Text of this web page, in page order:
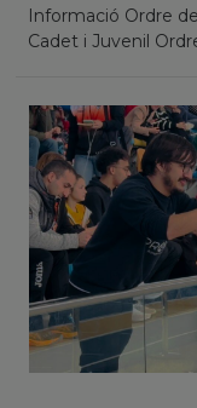
Informació Ordre
Cadet i Juvenil